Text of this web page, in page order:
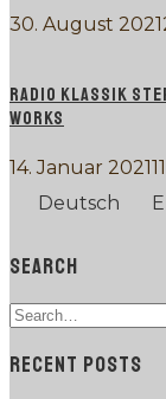
30. August 2021
RADIO KLASSIK
WORKS
14. Januar 2021
Deutsch
SEARCH
Search
for:
RECENT POSTS